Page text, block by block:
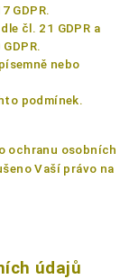
GDPR.
čl. 21 GDPR a
nebo
podmínek.
ochranu osobních
Vaší právo na
údajů